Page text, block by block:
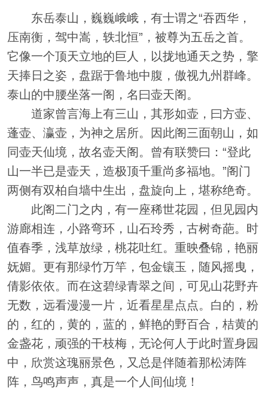
东岳泰山，巍巍峨峨，有士谓之“吞西华，
压南衡，驾中嵩，轶北恒”，被尊为五岳之首。
它像一个顶天立地的巨人，以拢地通天之势，擎
天捧日之姿，盘踞于鲁地中腹，傲视九州群峰。
泰山的中腰坐落一阁，名曰壶天阁。
道家曾言海上有三山，其形如壶，曰方壶、
蓬壶、瀛壶，为神之居所。因此阁三面朝山，如
同壶天仙境，故名壶天阁。曾有联赞曰：“登此
山一半已是壶天，造极顶千重尚多福地。”阁门
两侧有双柏自墙中生出，盘旋向上，堪称绝奇。
此阁二门之内，有一座稀世花园，但见园内
游廊相连，小路弯环，山石玲秀，古树奇葩。时
值春季，浅草放绿，桃花吐红。重映叠锦，艳丽
妩媚。更有那绿竹万竿，包金镶玉，随风摇曳，
倩影依依。而在这碧绿青翠之间，可见山花野卉
无数，远看漫漫一片，近看星星点点。白的，粉
的，红的，黄的，蓝的，鲜艳的野百合，桔黄的
金盏花，顽强的干枝梅，无论何人于此时置身园
中，欣赏这瑰丽景色，又总是伴随着那松涛阵
阵，鸟鸣声声，真是一个人间仙境！